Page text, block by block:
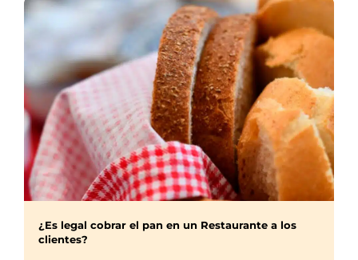
¿Es legal cobrar el pan en un Restaurante a los
clientes?